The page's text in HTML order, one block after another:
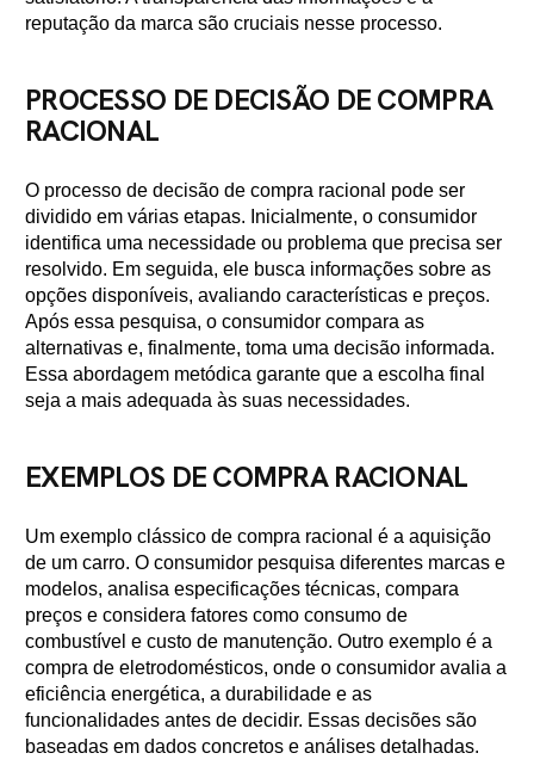
reputação da marca são cruciais nesse processo.
PROCESSO DE DECISÃO DE COMPRA
RACIONAL
O processo de decisão de compra racional pode ser
dividido em várias etapas. Inicialmente, o consumidor
identifica uma necessidade ou problema que precisa ser
resolvido. Em seguida, ele busca informações sobre as
opções disponíveis, avaliando características e preços.
Após essa pesquisa, o consumidor compara as
alternativas e, finalmente, toma uma decisão informada.
Essa abordagem metódica garante que a escolha final
seja a mais adequada às suas necessidades.
EXEMPLOS DE COMPRA RACIONAL
Um exemplo clássico de compra racional é a aquisição
de um carro. O consumidor pesquisa diferentes marcas e
modelos, analisa especificações técnicas, compara
preços e considera fatores como consumo de
combustível e custo de manutenção. Outro exemplo é a
compra de eletrodomésticos, onde o consumidor avalia a
eficiência energética, a durabilidade e as
funcionalidades antes de decidir. Essas decisões são
baseadas em dados concretos e análises detalhadas.